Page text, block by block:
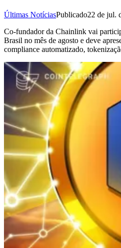
Últimas NotíciasPublicado22 de jul.
Co-fundador da Chainlink vai
Brasil no mês de agosto e deve
compliance automatizado,